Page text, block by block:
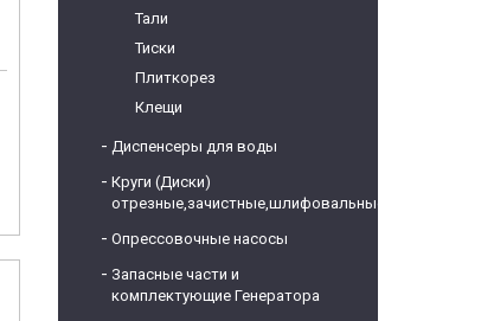
Тали
Тиски
Плиткорез
Клещи
Диспенсеры для воды
Круги (Диски)
отрезные,зачистные,шлифовальные
Опрессовочные насосы
Запасные части и
комплектующие Генератора